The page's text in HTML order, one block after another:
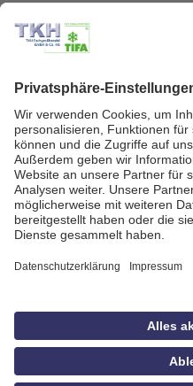
Kundenservice
Zahlungsarten
Geprüfte Qualität